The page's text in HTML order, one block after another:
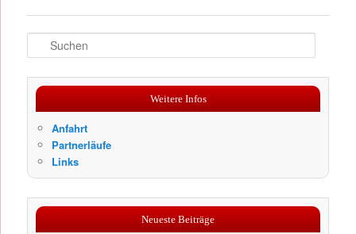
u
Weitere Infos
Anfahrt
Partnerläufe
Links
Neueste Beiträge